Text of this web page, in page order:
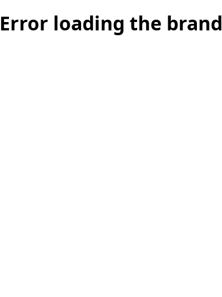
Error loading the brand